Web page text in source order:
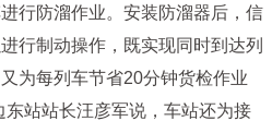
行防溜作业。安装防溜器后，信
行制动操作，既实现同时到达列
为每列车节省20分钟货检作业
东站站长汪彦军说，车站还为接